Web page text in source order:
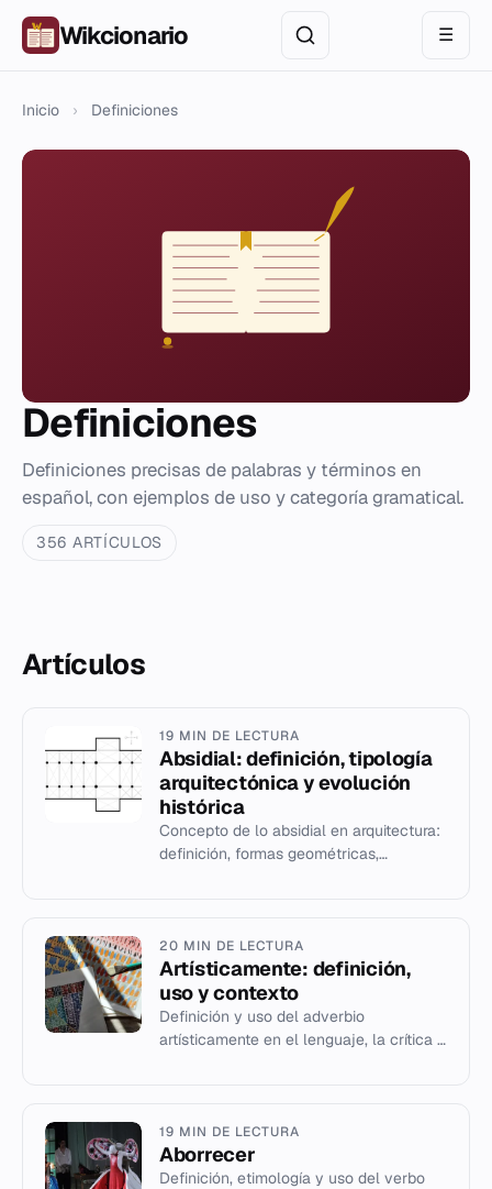
Wikcionario ☰
Inicio › Definiciones
Definiciones
Definiciones precisas de palabras y términos en
español, con ejemplos de uso y categoría gramatical.
356 ARTÍCULOS
Artículos
19 MIN DE LECTURA
Absidial: definición, tipología
arquitectónica y evolución
histórica
Concepto de lo absidial en arquitectura:
definición, formas geométricas,
20 MIN DE LECTURA
Artísticamente: definición,
uso y contexto
Definición y uso del adverbio
artísticamente en el lenguaje, la crítica y
19 MIN DE LECTURA
Aborrecer
Definición, etimología y uso del verbo